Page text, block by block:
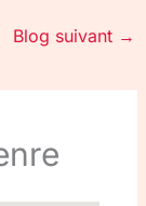
Blog suivant →